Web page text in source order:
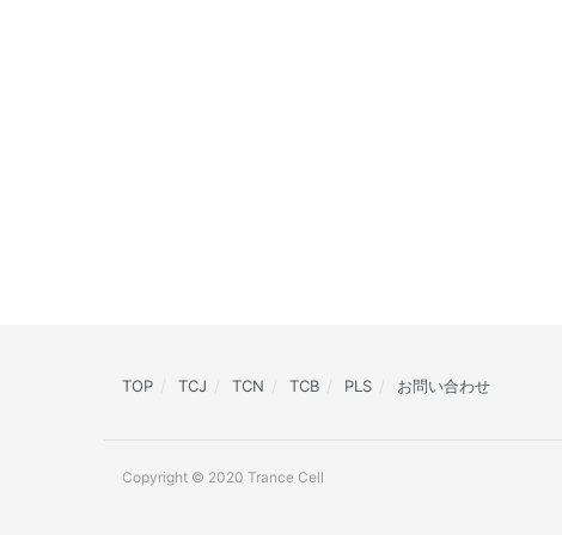
TOP TCJ TCN TCB PLS お問い合わせ
Copyright © 2020 Trance Cell